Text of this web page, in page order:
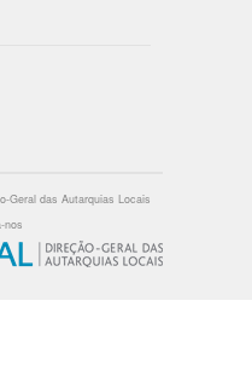
Geral das Autarquias Locais
nos